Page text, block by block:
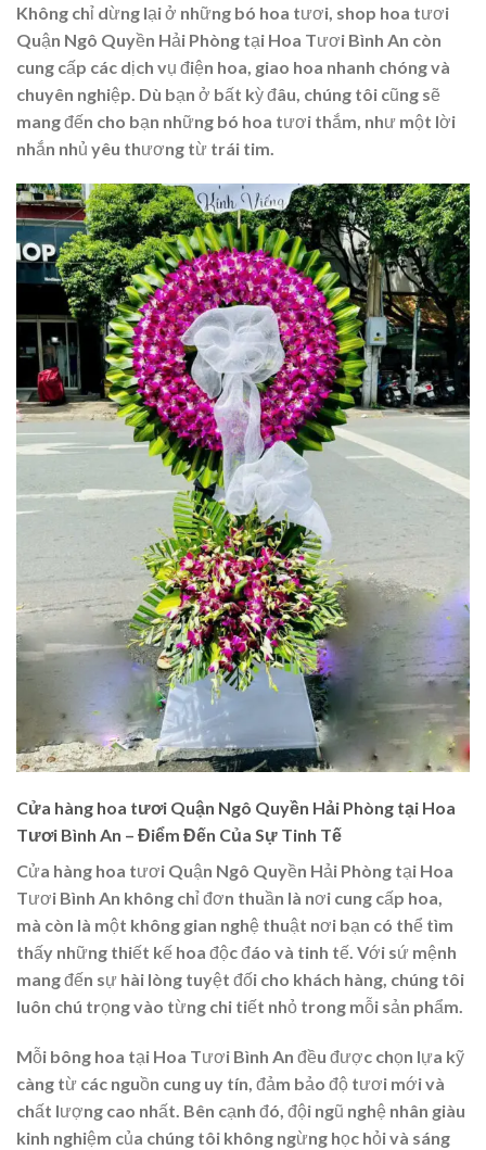
Không chỉ dừng lại ở những bó hoa tươi, shop hoa tươi
Quận Ngô Quyền Hải Phòng tại Hoa Tươi Bình An còn
cung cấp các dịch vụ điện hoa, giao hoa nhanh chóng và
chuyên nghiệp. Dù bạn ở bất kỳ đâu, chúng tôi cũng sẽ
mang đến cho bạn những bó hoa tươi thắm, như một lời
nhắn nhủ yêu thương từ trái tim.
Cửa hàng hoa tươi Quận Ngô Quyền Hải Phòng tại Hoa
Tươi Bình An – Điểm Đến Của Sự Tinh Tế
Cửa hàng hoa tươi Quận Ngô Quyền Hải Phòng tại Hoa
Tươi Bình An không chỉ đơn thuần là nơi cung cấp hoa,
mà còn là một không gian nghệ thuật nơi bạn có thể tìm
thấy những thiết kế hoa độc đáo và tinh tế. Với sứ mệnh
mang đến sự hài lòng tuyệt đối cho khách hàng, chúng tôi
luôn chú trọng vào từng chi tiết nhỏ trong mỗi sản phẩm.
Mỗi bông hoa tại Hoa Tươi Bình An đều được chọn lựa kỹ
càng từ các nguồn cung uy tín, đảm bảo độ tươi mới và
chất lượng cao nhất. Bên cạnh đó, đội ngũ nghệ nhân giàu
kinh nghiệm của chúng tôi không ngừng học hỏi và sáng